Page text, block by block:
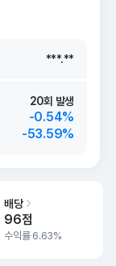
***.**
***.**
20회 발생
-0.54%
-53.59%
배당
96점
수익률 6.63%